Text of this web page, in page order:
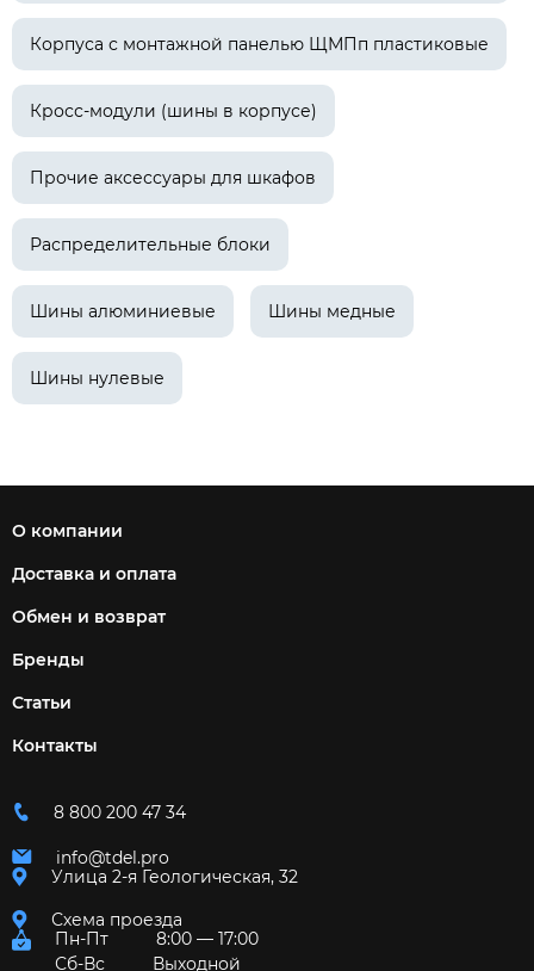
Корпуса с монтажной панелью ЩМПп пластиковые
Кросс-модули (шины в корпусе)
Прочие аксессуары для шкафов
Распределительные блоки
Шины алюминиевые Шины медные
Шины нулевые
О компании
Доставка и оплата
Обмен и возврат
Бренды
Статьи
Контакты
8 800 200 47 34
info@tdel.pro
Улица 2-я Геологическая, 32
Схема проезда
Пн-Пт
8:00 — 17:00
Сб-Вс
Выходной